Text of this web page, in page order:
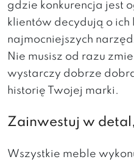
gdzie konkurencja jest
klientów decydują o ich
najmocniejszych
Nie musisz od razu
wystarczy dobrze
historię Twojej marki.
Zainwestuj w
Wszystkie meble